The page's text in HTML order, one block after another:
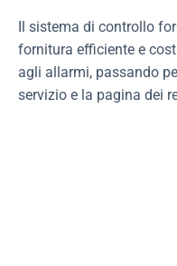
Il sistema di controllo
fornitura efficiente e
agli allarmi, passando
servizio e la pagina dei